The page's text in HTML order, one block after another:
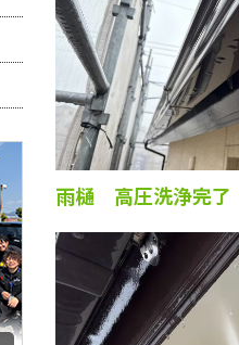
雨樋 高圧洗浄完了